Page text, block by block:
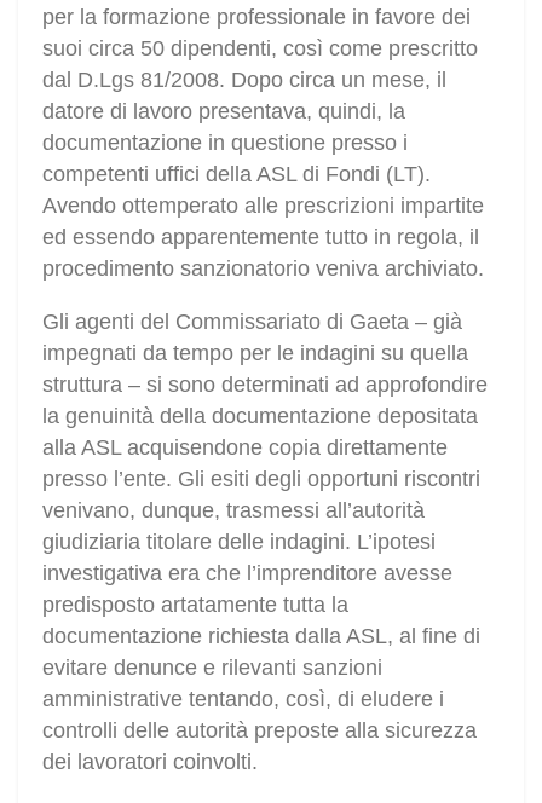
per la formazione professionale in favore dei
suoi circa 50 dipendenti, così come prescritto
dal D.Lgs 81/2008. Dopo circa un mese, il
datore di lavoro presentava, quindi, la
documentazione in questione presso i
competenti uffici della ASL di Fondi (LT).
Avendo ottemperato alle prescrizioni impartite
ed essendo apparentemente tutto in regola, il
procedimento sanzionatorio veniva archiviato.
Gli agenti del Commissariato di Gaeta – già
impegnati da tempo per le indagini su quella
struttura – si sono determinati ad approfondire
la genuinità della documentazione depositata
alla ASL acquisendone copia direttamente
presso l’ente. Gli esiti degli opportuni riscontri
venivano, dunque, trasmessi all’autorità
giudiziaria titolare delle indagini. L’ipotesi
investigativa era che l’imprenditore avesse
predisposto artatamente tutta la
documentazione richiesta dalla ASL, al fine di
evitare denunce e rilevanti sanzioni
amministrative tentando, così, di eludere i
controlli delle autorità preposte alla sicurezza
dei lavoratori coinvolti.